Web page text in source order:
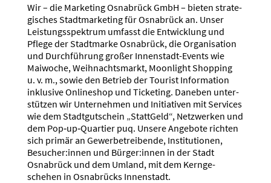
Wir – die Marketing Osnabrück GmbH – bieten strate­
gi­sches Stadt­mar­keting für Osnabrück an. Unser
Leistungs­spektrum umfasst die Entwicklung und
Pflege der Stadt­marke Osnabrück, die Organi­sation
und Durch­führung großer Innen­stadt-Events wie
Maiwoche, Weihnachts­markt, Moonlight Shopping
u. v. m., sowie den Betrieb der Tourist Infor­mation
inklusive Onlineshop und Ticketing. Daneben unter­
stützen wir Unter­nehmen und Initia­tiven mit Services
wie dem Stadt­gut­schein „StattGeld“, Netzwerken und
dem Pop‑up‑Quartier puq. Unsere Angebote richten
sich primär an Gewer­be­trei­bende, Insti­tu­tionen,
Besucher:innen und Bürger:innen in der Stadt
Osnabrück und dem Umland, mit dem Kernge­
schehen in Osnabrücks Innen­stadt.